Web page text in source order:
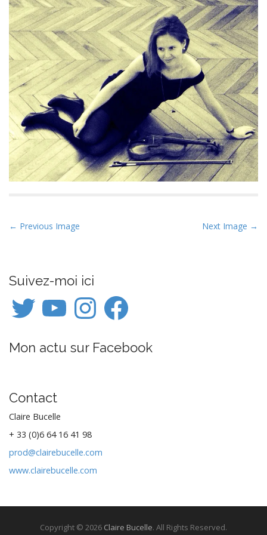
P
t
n
a
v
g
i
o
n
← Previous Image Next Image →
Suivez-moi ici
Twitter YouTube InstagramFacebook
Mon actu sur Facebook
Contact
Claire Bucelle
+ 33 (0)6 64 16 41 98
prod@clairebucelle.com
www.clairebucelle.com
Copyright © 2026 Claire Bucelle. All Rights Reserved.